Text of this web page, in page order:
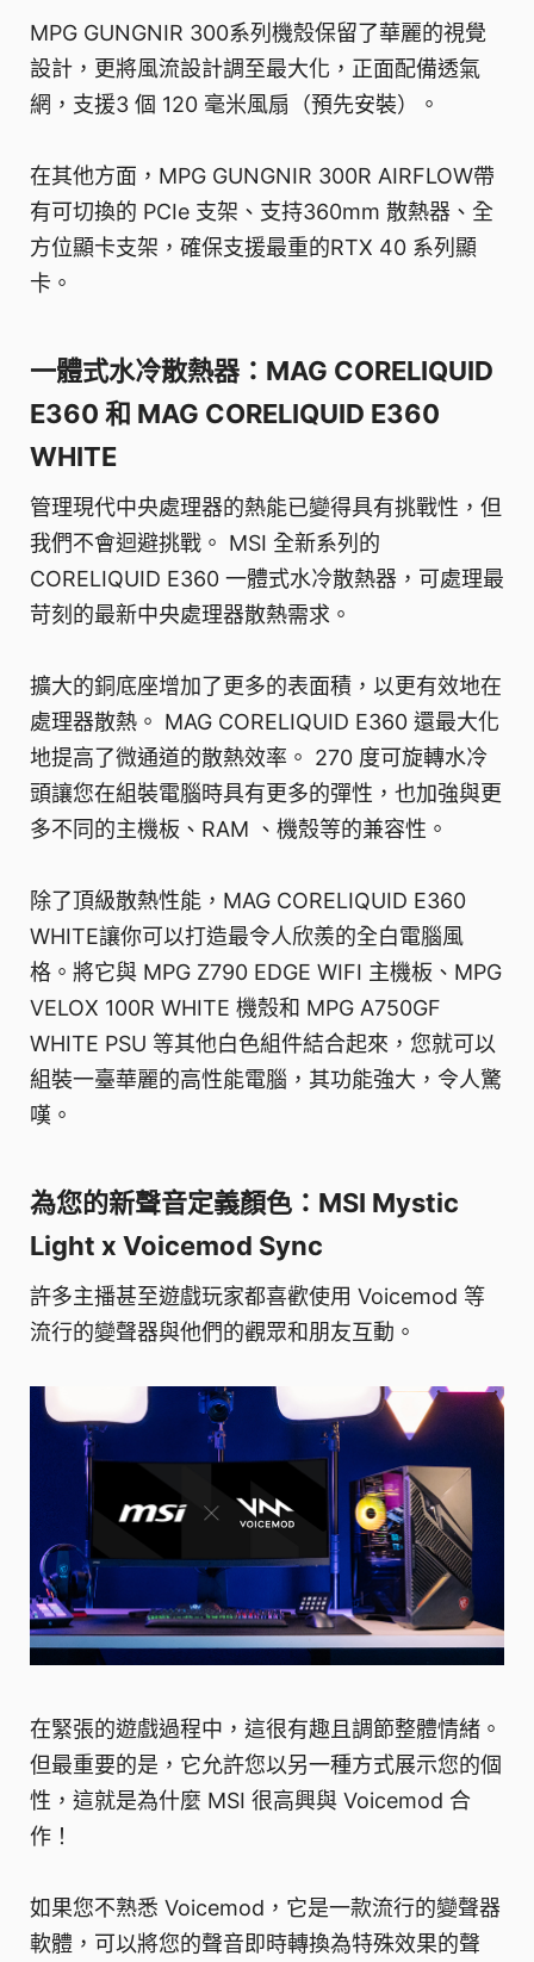
MPG GUNGNIR 300系列機殼保留了華麗的視覺
設計，更將風流設計調至最大化，正面配備透氣
網，支援3 個 120 毫米風扇（預先安裝）。
在其他方面，MPG GUNGNIR 300R AIRFLOW帶
有可切換的 PCIe 支架、支持360mm 散熱器、全
方位顯卡支架，確保支援最重的RTX 40 系列顯
卡。
一體式水冷散熱器：MAG CORELIQUID
E360 和 MAG CORELIQUID E360
WHITE
管理現代中央處理器的熱能已變得具有挑戰性，但
我們不會迴避挑戰。 MSI 全新系列的
CORELIQUID E360 一體式水冷散熱器，可處理最
苛刻的最新中央處理器散熱需求。
擴大的銅底座增加了更多的表面積，以更有效地在
處理器散熱。 MAG CORELIQUID E360 還最大化
地提高了微通道的散熱效率。 270 度可旋轉水冷
頭讓您在組裝電腦時具有更多的彈性，也加強與更
多不同的主機板、RAM 、機殼等的兼容性。
除了頂級散熱性能，MAG CORELIQUID E360
WHITE讓你可以打造最令人欣羨的全白電腦風
格。將它與 MPG Z790 EDGE WIFI 主機板、MPG
VELOX 100R WHITE 機殼和 MPG A750GF
WHITE PSU 等其他白色組件結合起來，您就可以
組裝一臺華麗的高性能電腦，其功能強大，令人驚
嘆。
為您的新聲音定義顏色：MSI Mystic
Light x Voicemod Sync
許多主播甚至遊戲玩家都喜歡使用 Voicemod 等
流行的變聲器與他們的觀眾和朋友互動。
在緊張的遊戲過程中，這很有趣且調節整體情緒。
但最重要的是，它允許您以另一種方式展示您的個
性，這就是為什麼 MSI 很高興與 Voicemod 合
作！
如果您不熟悉 Voicemod，它是一款流行的變聲器
軟體，可以將您的聲音即時轉換為特殊效果的聲